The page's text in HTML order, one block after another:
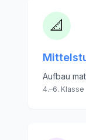
📐
Aufbau
4.–6. Klasse